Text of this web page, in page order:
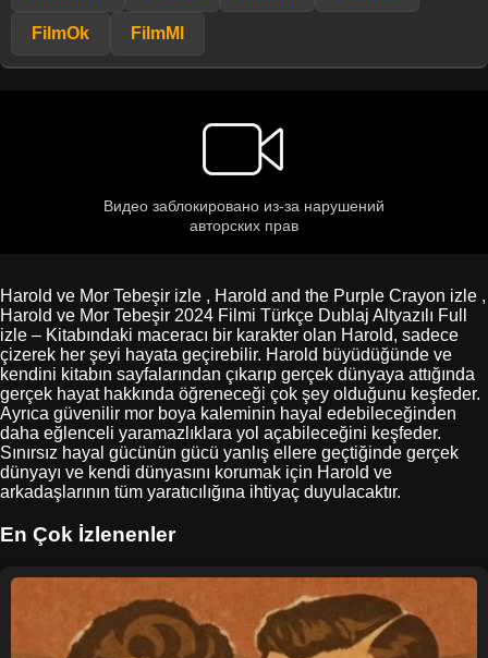
FilmOk FilmMl
Harold ve Mor Tebeşir izle , Harold and the Purple Crayon izle ,
Harold ve Mor Tebeşir 2024 Filmi Türkçe Dublaj Altyazılı Full
izle – Kitabındaki maceracı bir karakter olan Harold, sadece
çizerek her şeyi hayata geçirebilir. Harold büyüdüğünde ve
kendini kitabın sayfalarından çıkarıp gerçek dünyaya attığında
gerçek hayat hakkında öğreneceği çok şey olduğunu keşfeder.
Ayrıca güvenilir mor boya kaleminin hayal edebileceğinden
daha eğlenceli yaramazlıklara yol açabileceğini keşfeder.
Sınırsız hayal gücünün gücü yanlış ellere geçtiğinde gerçek
dünyayı ve kendi dünyasını korumak için Harold ve
arkadaşlarının tüm yaratıcılığına ihtiyaç duyulacaktır.
En Çok İzlenenler